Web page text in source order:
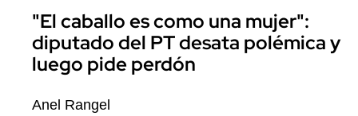
"El caballo es como una mujer":
diputado del PT desata polémica y
luego pide perdón
Anel Rangel